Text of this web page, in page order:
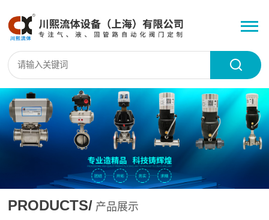
PRODUCTS/ 产品展示